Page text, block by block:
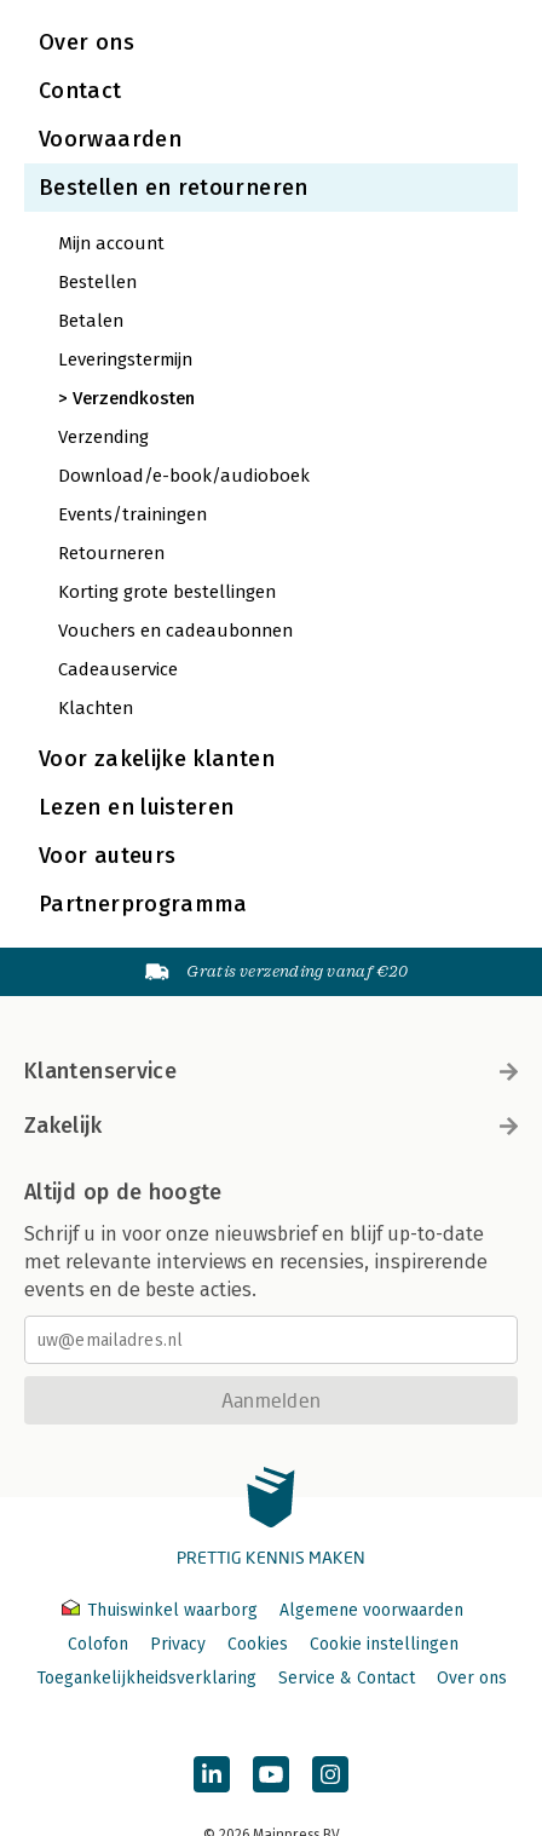
Over ons
Contact
Voorwaarden
Bestellen en retourneren
Mijn account
Bestellen
Betalen
Leveringstermijn
Verzendkosten
Verzending
Download/e-book/audioboek
Events/trainingen
Retourneren
Korting grote bestellingen
Vouchers en cadeaubonnen
Cadeauservice
Klachten
Voor zakelijke klanten
Lezen en luisteren
Voor auteurs
Partnerprogramma
Gratis verzending vanaf €20
Klantenservice
Zakelijk
Altijd op de hoogte
Schrijf u in voor onze nieuwsbrief en blijf up-to-date
met relevante interviews en recensies, inspirerende
events en de beste acties.
Aanmelden
PRETTIG KENNIS MAKEN
Thuiswinkel waarborg
Algemene voorwaarden
Colofon
Privacy Cookies
Cookie instellingen
Toegankelijkheidsverklaring
Service & Contact Over ons